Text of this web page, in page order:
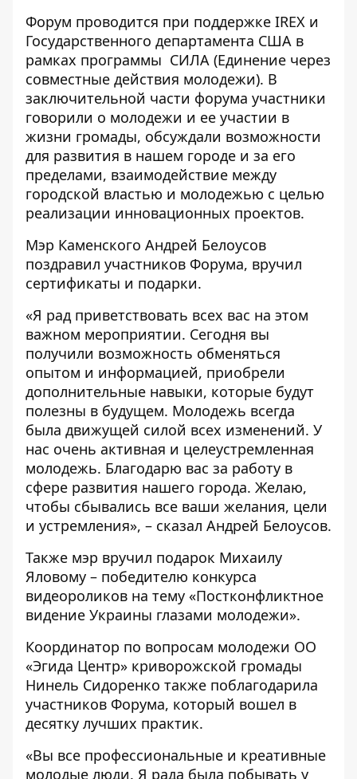
Форум проводится при поддержке IREX и
Государственного департамента США в
рамках программы СИЛА (Единение через
совместные действия молодежи). В
заключительной части форума участники
говорили о молодежи и ее участии в
жизни громады, обсуждали возможности
для развития в нашем городе и за его
пределами, взаимодействие между
городской властью и молодежью с целью
реализации инновационных проектов.
Мэр Каменского Андрей Белоусов
поздравил участников Форума, вручил
сертификаты и подарки.
«Я рад приветствовать всех вас на этом
важном мероприятии. Сегодня вы
получили возможность обменяться
опытом и информацией, приобрели
дополнительные навыки, которые будут
полезны в будущем. Молодежь всегда
была движущей силой всех изменений. У
нас очень активная и целеустремленная
молодежь. Благодарю вас за работу в
сфере развития нашего города. Желаю,
чтобы сбывались все ваши желания, цели
и устремления», – сказал Андрей Белоусов.
Также мэр вручил подарок Михаилу
Яловому – победителю конкурса
видеороликов на тему «Постконфликтное
видение Украины глазами молодежи».
Координатор по вопросам молодежи ОО
«Эгида Центр» криворожской громады
Нинель Сидоренко также поблагодарила
участников Форума, который вошел в
десятку лучших практик.
«Вы все профессиональные и креативные
молодые люди. Я рада была побывать у